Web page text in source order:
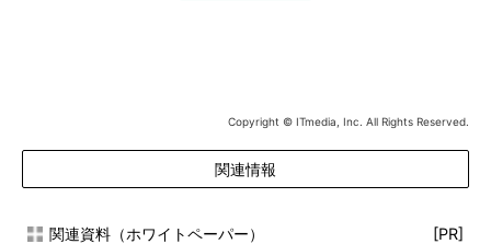
Copyright © ITmedia, Inc. All Rights Reserved.
関連情報
関連資料（ホワイトペーパー） [PR]